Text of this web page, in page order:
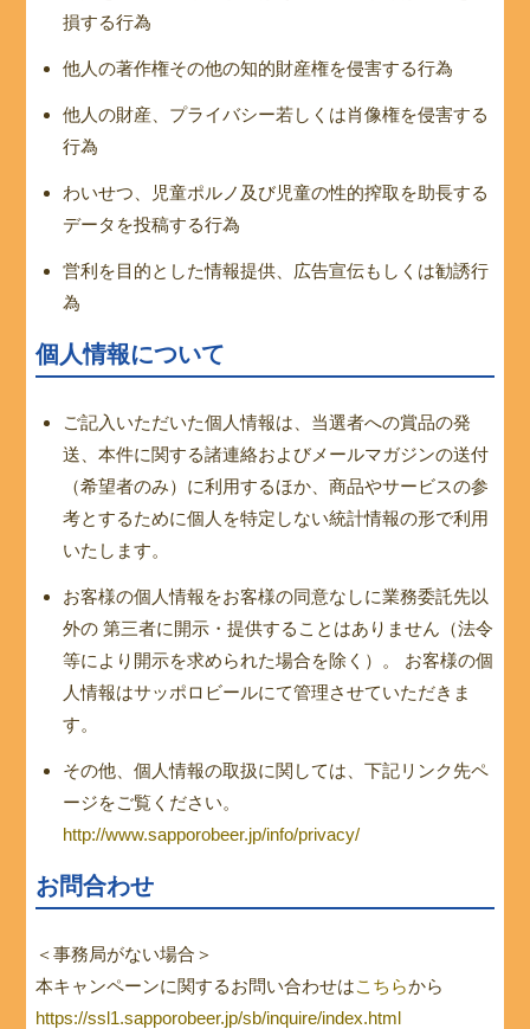
損する行為
他人の著作権その他の知的財産権を侵害する行為
他人の財産、プライバシー若しくは肖像権を侵害する
行為
わいせつ、児童ポルノ及び児童の性的搾取を助長する
データを投稿する行為
営利を目的とした情報提供、広告宣伝もしくは勧誘行
為
個人情報について
ご記入いただいた個人情報は、当選者への賞品の発
送、本件に関する諸連絡およびメールマガジンの送付
（希望者のみ）に利用するほか、商品やサービスの参
考とするために個人を特定しない統計情報の形で利用
いたします。
お客様の個人情報をお客様の同意なしに業務委託先以
外の 第三者に開示・提供することはありません（法令
等により開示を求められた場合を除く）。 お客様の個
人情報はサッポロビールにて管理させていただきま
す。
その他、個人情報の取扱に関しては、下記リンク先ペ
ージをご覧ください。
http://www.sapporobeer.jp/info/privacy/
お問合わせ
＜事務局がない場合＞
本キャンペーンに関するお問い合わせはこちらから
https://ssl1.sapporobeer.jp/sb/inquire/index.html